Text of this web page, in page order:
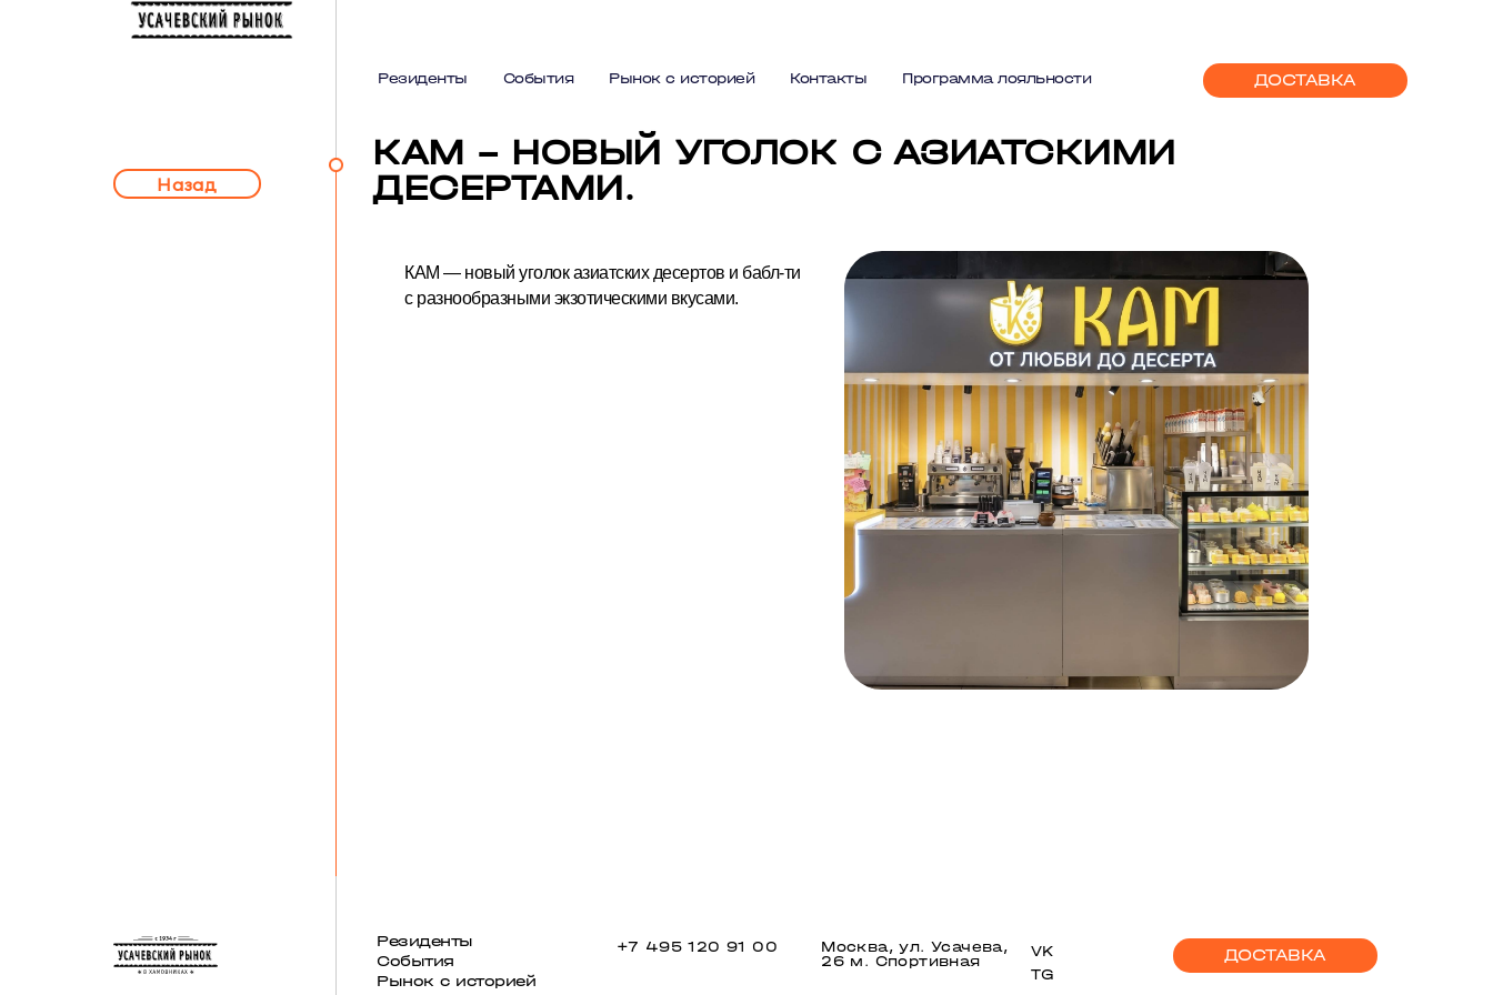
Резиденты События Рынок с историей Контакты Программа лояльности ДОСТАВКА
Назад
КАМ – НОВЫЙ УГОЛОК С АЗИАТСКИМИ
ДЕСЕРТАМИ.
КАМ — новый уголок азиатских десертов и бабл-ти
с разнообразными экзотическими вкусами.
Резиденты
События
Рынок с историей
+7 495 120 91 00
Москва, ул. Усачева,
26 м. Спортивная
VK
TG
ДОСТАВКА